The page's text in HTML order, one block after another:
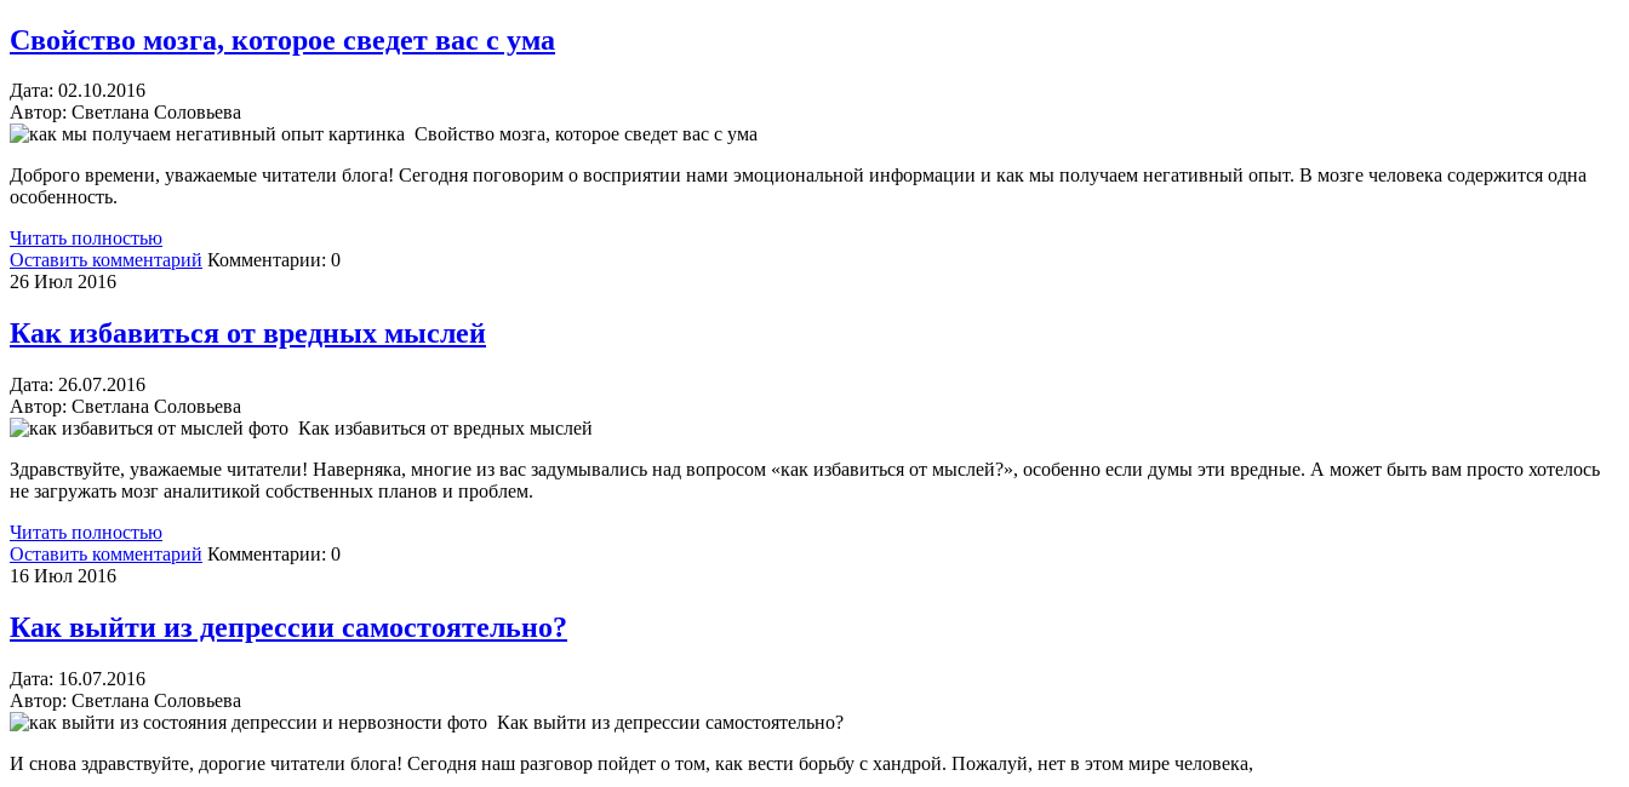
Свойство мозга, которое сведет вас с ума
Дата: 02.10.2016
Автор: Светлана Соловьева
Свойство мозга, которое сведет вас с ума
Доброго времени, уважаемые читатели блога! Сегодня поговорим о восприятии нами эмоциональной информации и как мы получаем негативный опыт. В мозге человека содержится одна
особенность.
Читать полностью
Оставить комментарий Комментарии: 0
26 Июл 2016
Как избавиться от вредных мыслей
Дата: 26.07.2016
Автор: Светлана Соловьева
Как избавиться от вредных мыслей
Здравствуйте, уважаемые читатели! Наверняка, многие из вас задумывались над вопросом «как избавиться от мыслей?», особенно если думы эти вредные. А может быть вам просто хотелось
не загружать мозг аналитикой собственных планов и проблем.
Читать полностью
Оставить комментарий Комментарии: 0
16 Июл 2016
Как выйти из депрессии самостоятельно?
Дата: 16.07.2016
Автор: Светлана Соловьева
Как выйти из депрессии самостоятельно?
И снова здравствуйте, дорогие читатели блога! Сегодня наш разговор пойдет о том, как вести борьбу с хандрой. Пожалуй, нет в этом мире человека,